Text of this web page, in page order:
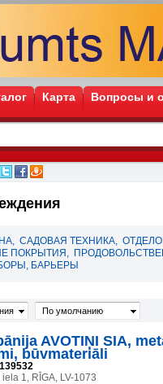
Карта Вопросы и
, САДОВАЯ ТЕХНИКА,
ПОКРЫТИЯ ,
БАРЬЕРЫ
По умолчанию
AVOTIŅI SIA,
būvmateriāli
iela 1, RĪGA, LV-1073